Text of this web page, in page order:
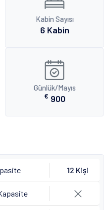
Kabin Sayısı
6 Kabin
Günlük/Mayıs
€ 900
12 Kişi